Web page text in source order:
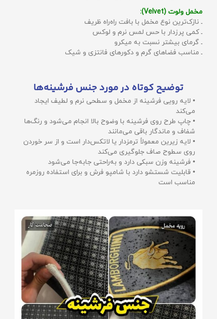
مخمل ولوت (Velvet):
ـ نازک‌ترین نوع مخمل با بافت راه‌راه ظریف
ـ کمی پرزدار با حس لمس نرم و لوکس
ـ گرمای بیشتر نسبت به میکرو
ـ مناسب فضاهای گرم و دکورهای فانتزی و شیک
توضیح کوتاه در مورد جنس فرشینه‌ها
• لایه رویی فرشینه از مخمل و سطحی نرم و لطیف ایجاد
می‌کند
• چاپ طرح روی فرشینه با وضوح بالا انجام می‌شود و رنگ‌ها
شفاف و ماندگار باقی می‌مانند
• لایه زیرین معمولاً ترمزدار یا لاتکس‌دار است و از سر خوردن
روی سطوح صاف جلوگیری می‌کند
• فرشینه وزن سبکی دارد و به‌راحتی جابه‌جا می‌شود
• قابلیت شستشو دارد با شامپو فرش و برای استفاده روزمره
مناسب است